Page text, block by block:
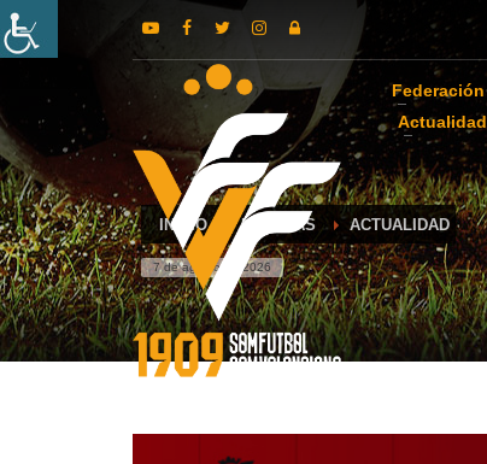
Federación
Actualidad
INICIO NOTICIAS ACTUALIDAD
7 de agosto de 2026